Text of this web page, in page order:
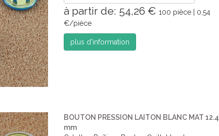
à partir de: 54,26 € 100 pièce | 0,54
€/pièce
plus d'information
BOUTON PRESSION LAITON BLANC MAT 12.4
mm